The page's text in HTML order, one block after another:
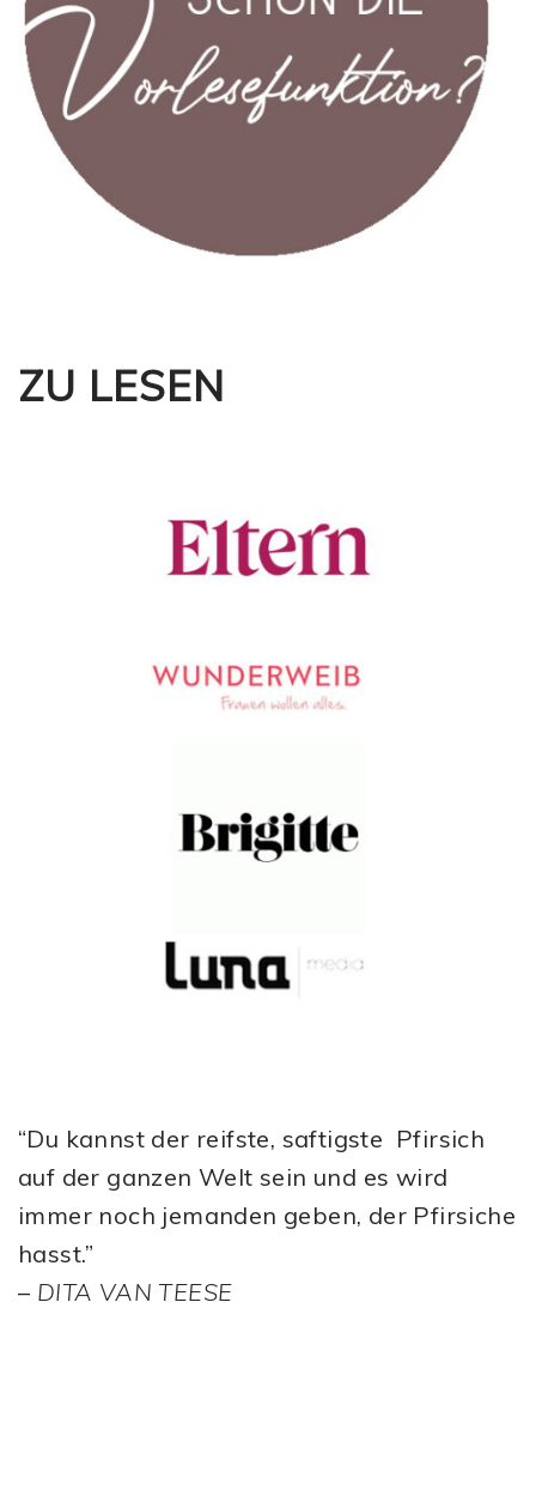
ZU LESEN
“Du kannst der reifste, saftigste Pfirsich
auf der ganzen Welt sein und es wird
immer noch jemanden geben, der Pfirsiche
hasst.”
– DITA VAN TEESE